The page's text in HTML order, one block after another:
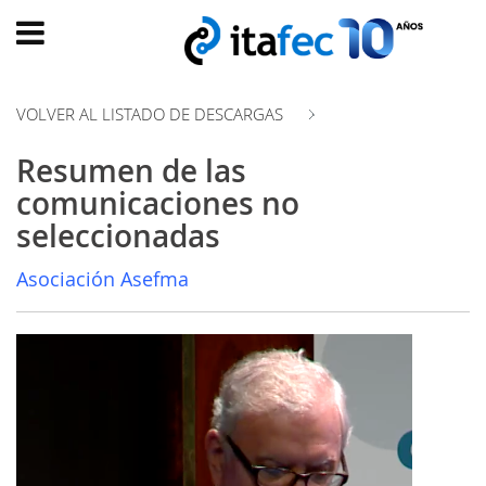
Main
INICIO
EVOLUCIÓN
EVENTOS
WATCH
NOW
PRODUMER
VOLVER AL LISTADO DE DESCARGAS
Resumen de las
comunicaciones no
seleccionadas
Asociación Asefma